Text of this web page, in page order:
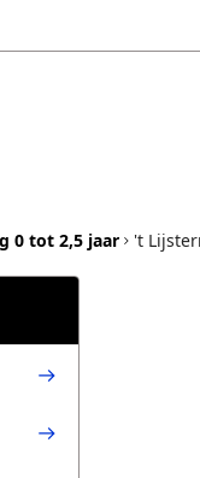
0 tot 2,5 jaar 't